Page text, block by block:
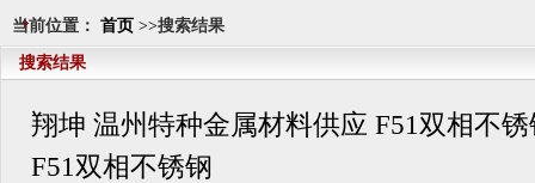
当前位置： 首页 >>搜索结果
搜索结果
翔坤 温州特种金属材料供应 F51双相不
F51双相不锈钢